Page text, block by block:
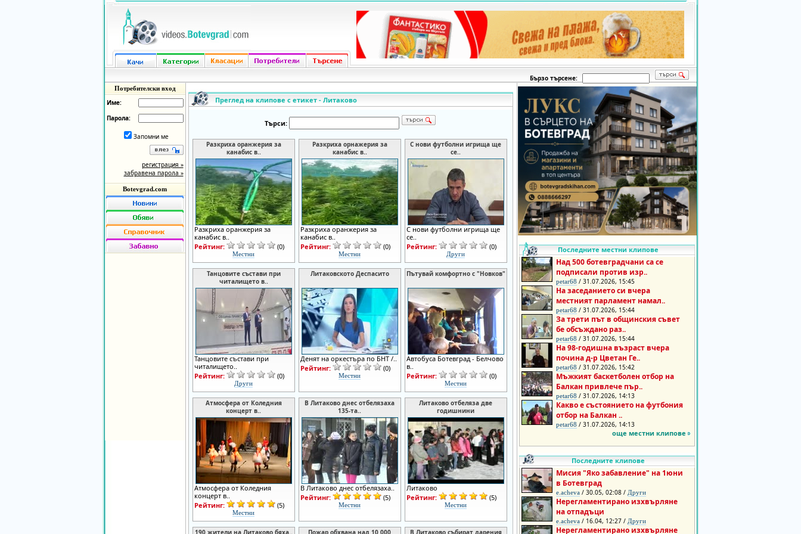
Бързо търсене:
Потребителски вход
Име:
Парола:
Запомни ме
регистрация »
забравена парола »
Botevgrad.com
Преглед на клипове с етикет - Литаково
Търси:
Разкриха оранжерия за
канабис в..
Разкриха оранжерия за
канабис в..
Рейтинг:
(0)
Местни
Разкриха орнажерия за
канабис в..
Разкриха оранжерия за
канабис в..
Рейтинг:
(0)
Местни
С нови футболни игрища ще
се..
С нови футболни игрища ще
се..
Рейтинг:
(0)
Други
Танцовите състави при
читалището в..
Танцовите състави при
читалището..
Рейтинг:
(0)
Други
Литаковското Деспасито
Денят на оркестъра по БНТ /..
Рейтинг:
(0)
Местни
Пътувай комфортно с "Новков"
Автобуса Ботевград - Белчово
в..
Рейтинг:
(0)
Местни
Атмосфера от Коледния
концерт в..
Атмосфера от Коледния
концерт в..
Рейтинг:
(5)
Местни
В Литаково днес отбелязаха
135-та..
В Литаково днес отбелязаха..
Рейтинг:
(5)
Местни
Литаково отбеляза две
годишнини
Литаково
Рейтинг:
(5)
Местни
190 жители на Литаково бяха.. Пожар обхвана над 10 000 В Литаково събират дарения
Последните местни клипове
Над 500 ботевградчани са се
подписали против изр..
petar68 / 31.07.2026, 15:45
На заседанието си вчера
местният парламент намал..
petar68 / 31.07.2026, 15:44
За трети път в общинския съвет
бе обсъждано раз..
petar68 / 31.07.2026, 15:44
На 98-годишна възраст вчера
почина д-р Цветан Ге..
petar68 / 31.07.2026, 15:42
Мъжкият баскетболен отбор на
Балкан привлече пър..
petar68 / 31.07.2026, 14:13
Какво е състоянието на футбония
отбор на Балкан ..
petar68 / 31.07.2026, 14:13
още местни клипове
Последните клипове
Мисия "Яко забавление" на 1юни
в Ботевград
e.acheva / 30.05, 02:08 / Други
Нерегламентирано изхвърляне
на отпадъци
e.acheva / 16.04, 12:27 / Други
Нерегламентирано изхвърляне